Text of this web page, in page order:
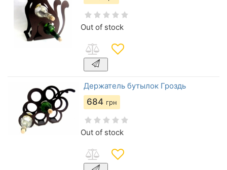
Out of stock
Держатель бутылок Гроздь
684 грн
Out of stock